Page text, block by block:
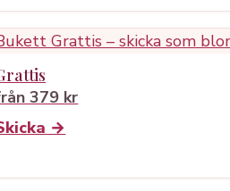
379 kr
→